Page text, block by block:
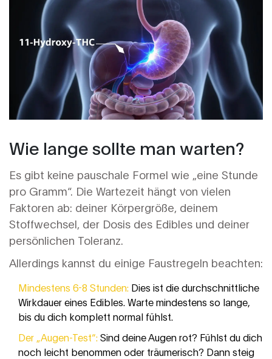
Wie lange sollte man warten?
Es gibt keine pauschale Formel wie „eine Stunde
pro Gramm“. Die Wartezeit hängt von vielen
Faktoren ab: deiner Körpergröße, deinem
Stoffwechsel, der Dosis des Edibles und deiner
persönlichen Toleranz.
Allerdings kannst du einige Faustregeln beachten:
Mindestens 6-8 Stunden: Dies ist die durchschnittliche
Wirkdauer eines Edibles. Warte mindestens so lange,
bis du dich komplett normal fühlst.
Der „Augen-Test“:Sind deine Augen rot? Fühlst du dich
noch leicht benommen oder träumerisch? Dann steig